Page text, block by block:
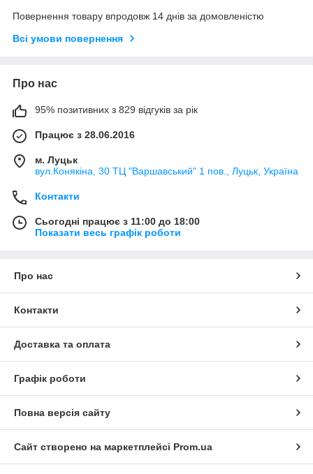
Повернення товару впродовж 14 днів за домовленістю
Всі умови повернення
Про нас
95% позитивних з 829 відгуків за рік
Працює з 28.06.2016
м. Луцьк
вул.Конякіна, 30 ТЦ "Варшавський" 1 пов., Луцьк, Україна
Контакти
Сьогодні працює з 11:00 до 18:00
Показати весь графік роботи
Про нас
Контакти
Доставка та оплата
Графік роботи
Повна версія сайту
Сайт створено на маркетплейсі Prom.ua